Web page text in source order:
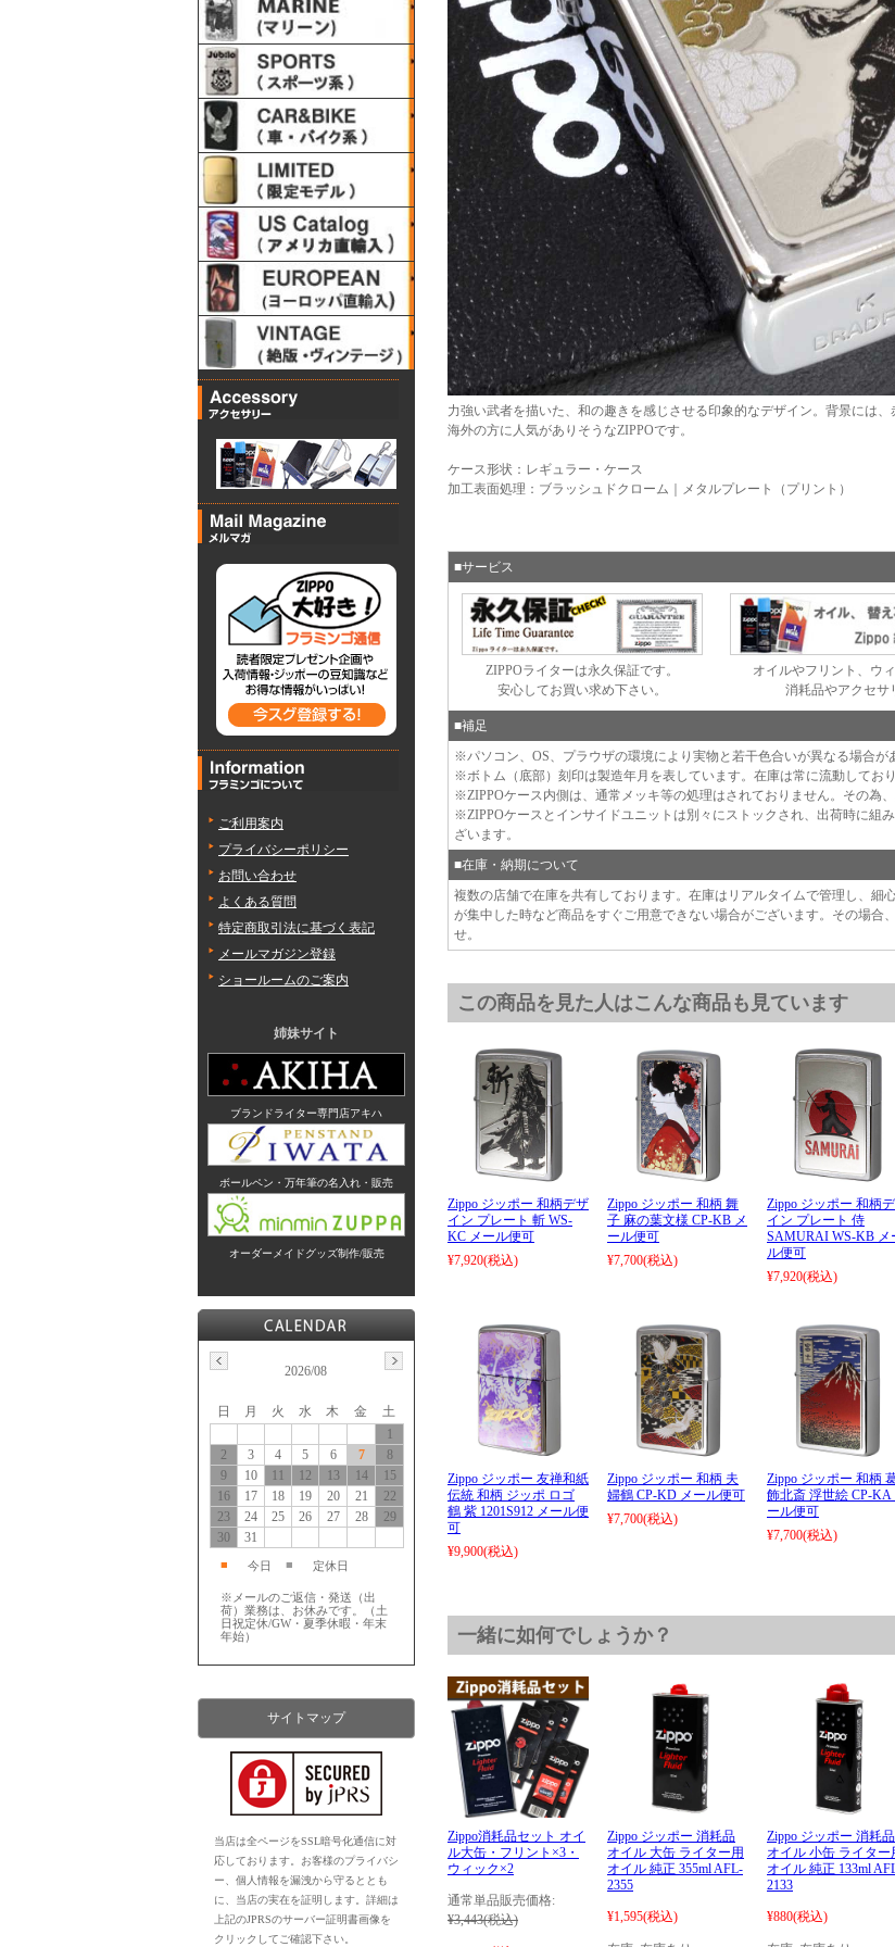
力強い武者を描いた、和の趣きを感じさせる印象的なデザイン。背景には
海外の方に人気がありそうなZIPPOです。
ケース形状：レギュラー・ケース
加工表面処理：ブラッシュドクローム｜メタルプレート（プリント）
■サービス
ZIPPOライターは永久保証です。
安心してお買い求め下さい。
オイルやフリント、ウィ
消耗品やアクセサ
■補足
※パソコン、OS、プラウザの環境により実物と若干色合いが異なる場合が
※ボトム（底部）刻印は製造年月を表しています。在庫は常に流動してお
※ZIPPOケース内側は、通常メッキ等の処理はされておりません。その為
※ZIPPOケースとインサイドユニットは別々にストックされ、出荷時に組
ざいます。
■在庫・納期について
複数の店舗で在庫を共有しております。在庫はリアルタイムで管理し、細
が集中した時など商品をすぐご用意できない場合がございます。その場合
せ。
この商品を見た人はこんな商品も見ています
Zippo ジッポー 和柄デザ
イン プレート 斬 WS-
KC メール便可
¥7,920(税込)
Zippo ジッポー 和柄 舞
子 麻の葉文様 CP-KB メ
ール便可
¥7,700(税込)
Zippo ジッポー 和柄
イン プレート 侍
SAMURAI WS-KB メ
ル便可
¥7,920(税込)
Zippo ジッポー 友禅和紙
伝統 和柄 ジッポ ロゴ
鶴 紫 1201S912 メール便
可
¥9,900(税込)
Zippo ジッポー 和柄 夫
婦鶴 CP-KD メール便可
¥7,700(税込)
Zippo ジッポー 和柄
飾北斎 浮世絵 CP-KA
ール便可
¥7,700(税込)
一緒に如何でしょうか？
Zippo消耗品セット オイ
ル大缶・フリント×3・
ウィック×2
通常単品販売価格:
¥3,443(税込)
Zippo ジッポー 消耗品
オイル 大缶 ライター用
オイル 純正 355ml AFL-
2355
¥1,595(税込)
Zippo ジッポー 消耗品
オイル 小缶 ライター
オイル 純正 133ml
2133
¥880(税込)
ご利用案内
プライバシーポリシー
お問い合わせ
よくある質問
特定商取引法に基づく表記
メールマガジン登録
ショールームのご案内
姉妹サイト
ブランドライター専門店アキハ
ボールペン・万年筆の名入れ・販売
オーダーメイドグッズ制作/販売
2026/08
日 月 火 水 木 金
土
1
2
3 4 5 6 7
8
9
10 11 12 13 14
15
16
17 18 19 20 21
22
23
24 25 26 27 28
29
30
31
■ 今日 ■ 定休日
※メールのご返信・発送（出
荷）業務は、お休みです。（土
日祝定休/GW・夏季休暇・年末
年始）
サイトマップ
当店は全ページをSSL暗号化通信に対
応しております。お客様のプライバシ
ー、個人情報を漏洩から守るととも
に、当店の実在を証明します。詳細は
上記のJPRSのサーバー証明書画像を
クリックしてご確認下さい。